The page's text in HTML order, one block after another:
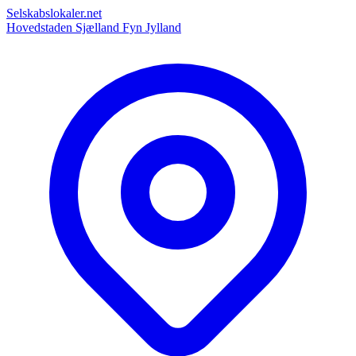
Selskabslokaler.net
Hovedstaden Sjælland Fyn Jylland